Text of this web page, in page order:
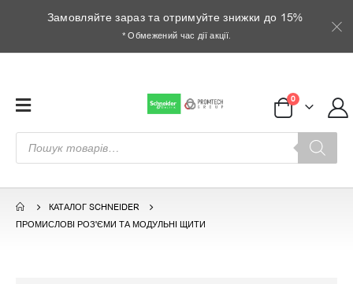
Замовляйте зараз та отримуйте знижки до 15%
* Обмежений час дії акції.
Пошук
товарів
0
КАТАЛОГ SCHNEIDER
ПРОМИСЛОВІ РОЗ'ЄМИ ТА МОДУЛЬНІ ЩИТИ